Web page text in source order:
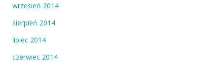
wrzesień 2014
sierpień 2014
lipiec 2014
czerwiec 2014